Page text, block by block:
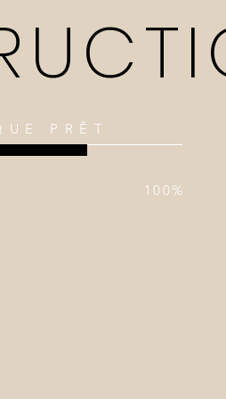
PRÊT
100%